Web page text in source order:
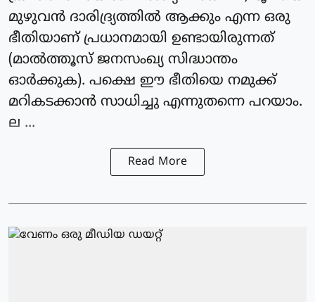
മുഴുവന്‍ ദാരിദ്ര്യത്തില്‍ ആക്കും എന്ന ഒരു
ഭീതിയാണ് പ്രധാനമായി ഉണ്ടായിരുന്നത്
(മാല്‍ത്തൂസ് ജനസംഖ്യ സിദ്ധാന്തം
ഓര്‍ക്കുക). പക്ഷെ ഈ ഭീതിയെ നമുക്ക്
മറികടക്കാന്‍ സാധിച്ചു എന്നുതന്നെ പറയാം.
ല ...
Read More